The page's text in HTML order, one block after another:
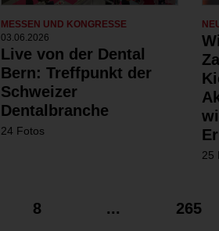
MESSEN UND KONGRESSE
03.06.2026
Live von der Dental
Bern: Treffpunkt der
Schweizer
Dentalbranche
24 Fotos
25
8 ... 265